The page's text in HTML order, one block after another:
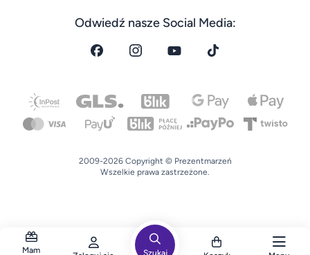
Mam Szukaj
Odwiedź nasze Social Media:
2009-2026 Copyright © Prezentmarzeń
Wszelkie prawa zastrzeżone.